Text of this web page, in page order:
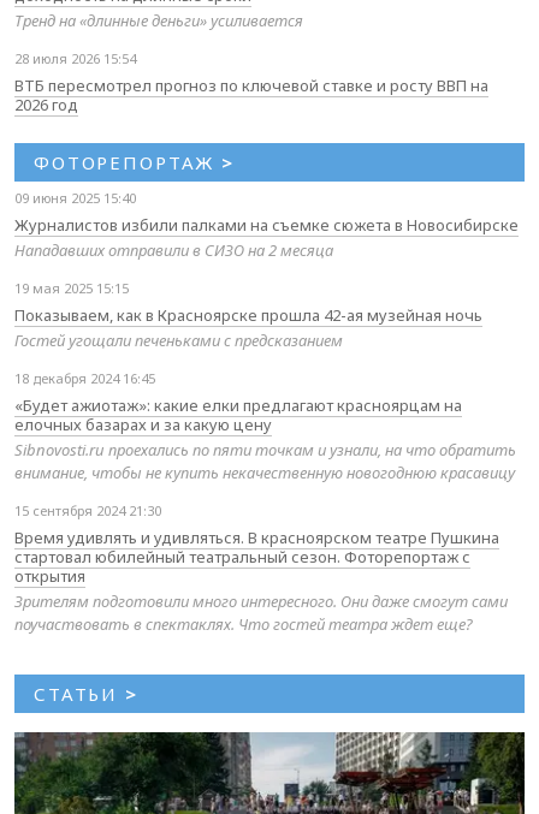
Тренд на «длинные деньги» усиливается
28 июля 2026 15:54
ВТБ пересмотрел прогноз по ключевой ставке и росту ВВП на
2026 год
ФОТОРЕПОРТАЖ >
09 июня 2025 15:40
Журналистов избили палками на съемке сюжета в Новосибирске
Нападавших отправили в СИЗО на 2 месяца
19 мая 2025 15:15
Показываем, как в Красноярске прошла 42-ая музейная ночь
Гостей угощали печеньками с предсказанием
18 декабря 2024 16:45
«Будет ажиотаж»: какие елки предлагают красноярцам на
елочных базарах и за какую цену
Sibnovosti.ru проехались по пяти точкам и узнали, на что обратить
внимание, чтобы не купить некачественную новогоднюю красавицу
15 сентября 2024 21:30
Время удивлять и удивляться. В красноярском театре Пушкина
стартовал юбилейный театральный сезон. Фоторепортаж с
открытия
Зрителям подготовили много интересного. Они даже смогут сами
поучаствовать в спектаклях. Что гостей театра ждет еще?
СТАТЬИ >